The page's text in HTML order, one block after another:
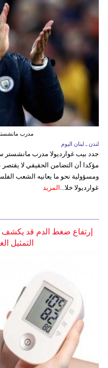
مدرب
لندن ـ لبنان اليوم
جدد بيب غوارديولا مدرب مانشستر
مؤكدا أن التضامن الحقيقي لا
ومسؤولية نحو ما يعانيه الشعب
غوارديولا خلا... المزيد
إرتفاع ضغط الدم قد يكشف
التمثيل